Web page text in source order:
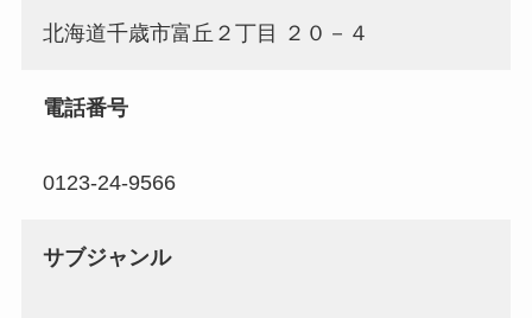
北海道千歳市富丘２丁目 ２０－４
電話番号
0123-24-9566
サブジャンル